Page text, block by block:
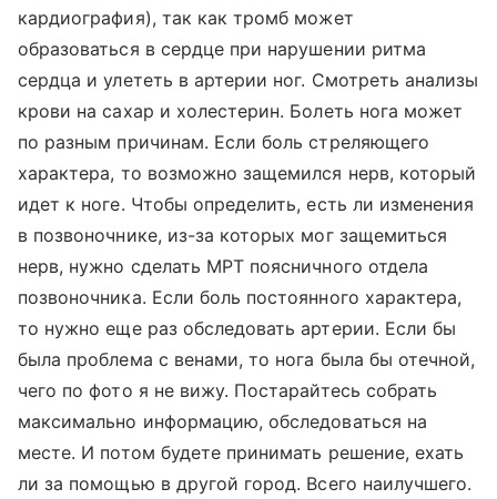
кардиография), так как тромб может
образоваться в сердце при нарушении ритма
сердца и улететь в артерии ног. Смотреть анализы
крови на сахар и холестерин. Болеть нога может
по разным причинам. Если боль стреляющего
характера, то возможно защемился нерв, который
идет к ноге. Чтобы определить, есть ли изменения
в позвоночнике, из-за которых мог защемиться
нерв, нужно сделать МРТ поясничного отдела
позвоночника. Если боль постоянного характера,
то нужно еще раз обследовать артерии. Если бы
была проблема с венами, то нога была бы отечной,
чего по фото я не вижу. Постарайтесь собрать
максимально информацию, обследоваться на
месте. И потом будете принимать решение, ехать
ли за помощью в другой город. Всего наилучшего.